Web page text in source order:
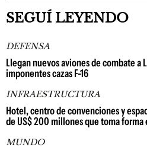
SEGUÍ LEYENDO
DEFENSA
Llegan nuevos aviones de combate a
imponentes cazas F-16
INFRAESTRUCTURA
Hotel, centro de convenciones y
de US$ 200 millones que toma forma
MUNDO